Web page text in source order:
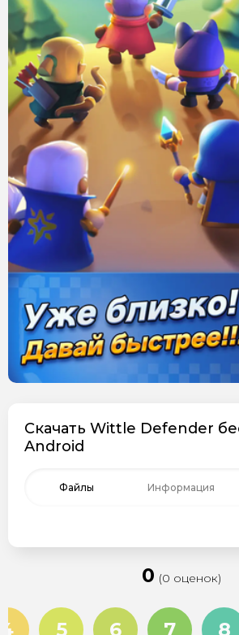
Скачать Wittle Defender
Android
Файлы Информация
0 (0 оценок)
4 5 6 7 8